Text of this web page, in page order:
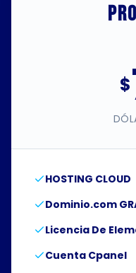
$
HOSTING CLOUD
Dominio.com
Licencia De
Cuenta Cpanel